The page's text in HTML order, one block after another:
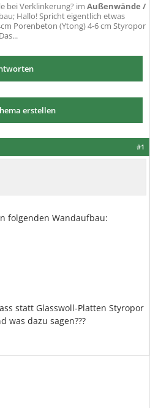
bei Verklinkerung? im Außenwände /
Hallo! Spricht eigentlich etwas
Porenbeton (Ytong) 4-6 cm Styropor
erstellen
#1
folgenden Wandaufbau:
statt Glasswoll-Platten Styropor
was dazu sagen???